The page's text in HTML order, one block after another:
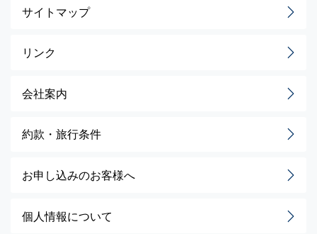
サイトマップ
リンク
会社案内
約款・旅行条件
お申し込みのお客様へ
個人情報について